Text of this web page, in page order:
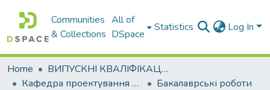
Communities
& Collections
All of
DSpace
Statistics Log In
Home
ВИПУСКНІ КВАЛІФІКАЦІЙНІ РОБОТИ
Кафедра проектування доріг, геодезії і землеустрою
Бакалаврські роботи